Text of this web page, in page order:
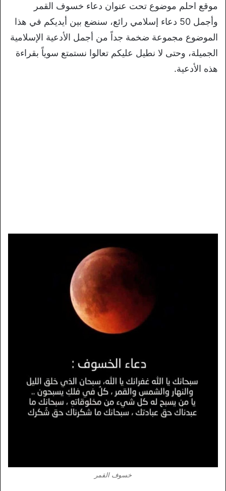
موقع احلم موضوع تحت عنوان دعاء خسوف القمر
وأجمل 50 دعاء إسلامي رائع، سنضع بين أيديكم في هذا
الموضوع مجموعة ضخمة جداً من أجمل الأدعية الإسلامية
الجميلة، وحتى لا نطيل عليكم تعالوا نستمتع سوياً بقراءة
هذه الأدعية.
خسوف القمر